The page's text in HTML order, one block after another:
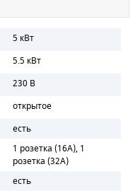
5 кВт
5.5 кВт
230 В
открытое
есть
1 розетка (16A), 1
розетка (32A)
есть